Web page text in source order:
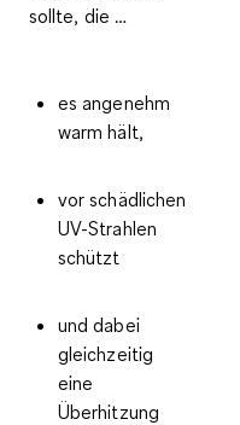
sollte, die …
es angenehm
warm hält,
vor schädlichen
UV-Strahlen
schützt
und dabei
gleichzeitig
eine
Überhitzung